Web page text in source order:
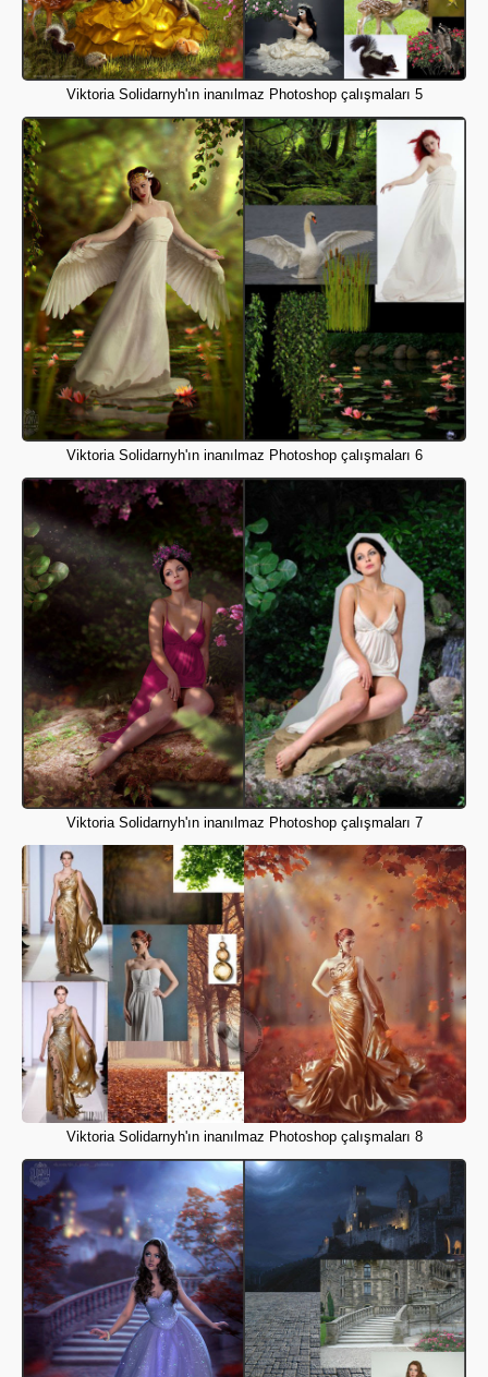
Viktoria Solidarnyh'ın inanılmaz Photoshop çalışmaları 5
Viktoria Solidarnyh'ın inanılmaz Photoshop çalışmaları 6
Viktoria Solidarnyh'ın inanılmaz Photoshop çalışmaları 7
Viktoria Solidarnyh'ın inanılmaz Photoshop çalışmaları 8